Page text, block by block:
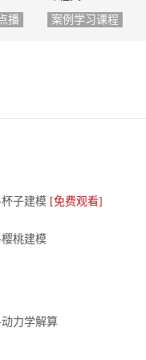
播
案例学习课程
子建模 [免费观看]
桃建模
力学解算